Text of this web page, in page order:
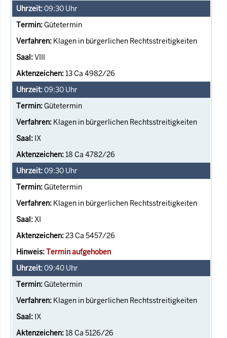
09:30 Uhr
Gütetermin
Klagen in bürgerlichen Rechtsstreitigkeiten
VIII
13 Ca 4982/26
09:30 Uhr
Gütetermin
Klagen in bürgerlichen Rechtsstreitigkeiten
IX
18 Ca 4782/26
09:30 Uhr
Gütetermin
Klagen in bürgerlichen Rechtsstreitigkeiten
XI
23 Ca 5457/26
Termin aufgehoben
09:40 Uhr
Gütetermin
Klagen in bürgerlichen Rechtsstreitigkeiten
IX
18 Ca 5126/26